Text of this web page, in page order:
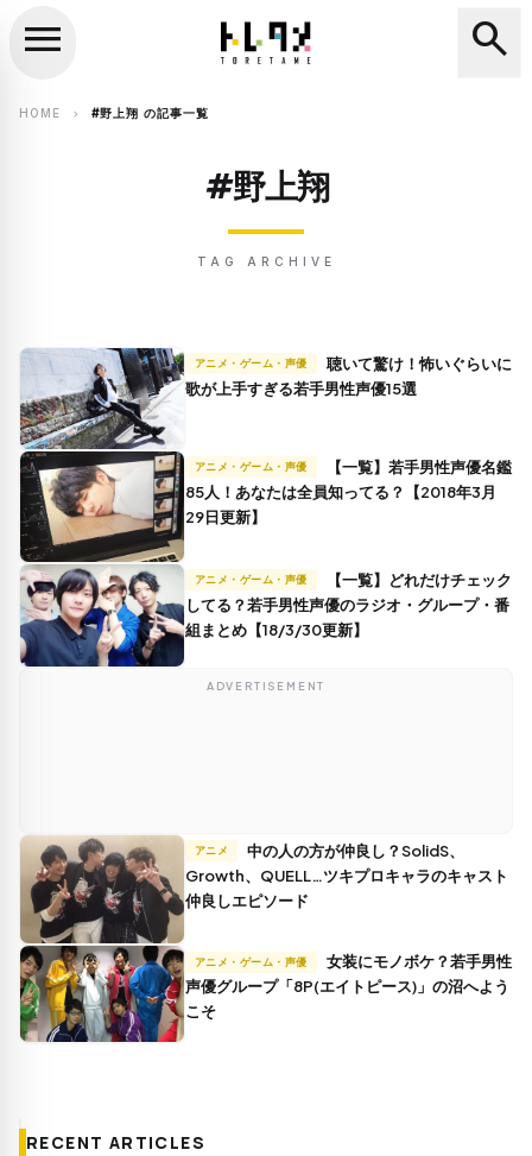
search
menu search
HOME chevron_right #野上翔 の記事一覧
#野上翔
TAG ARCHIVE
アニメ・ゲーム・声優
歌が上手すぎる若手男性声優15選
アニメ・ゲーム・声優
85人！あなたは全員知ってる？【2018年3月
29日更新】
アニメ・ゲーム・声優
してる？若手男性声優のラジオ・グループ・番
組まとめ【18/3/30更新】
ADVERTISEMENT
アニメ
中の人の方が仲良し？SolidS、
Growth、QUELL…ツキプロキャラのキャスト
仲良しエピソード
アニメ・ゲーム・声優
声優グループ「8P(エイトピース)」の沼へよう
こそ
RECENT ARTICLES